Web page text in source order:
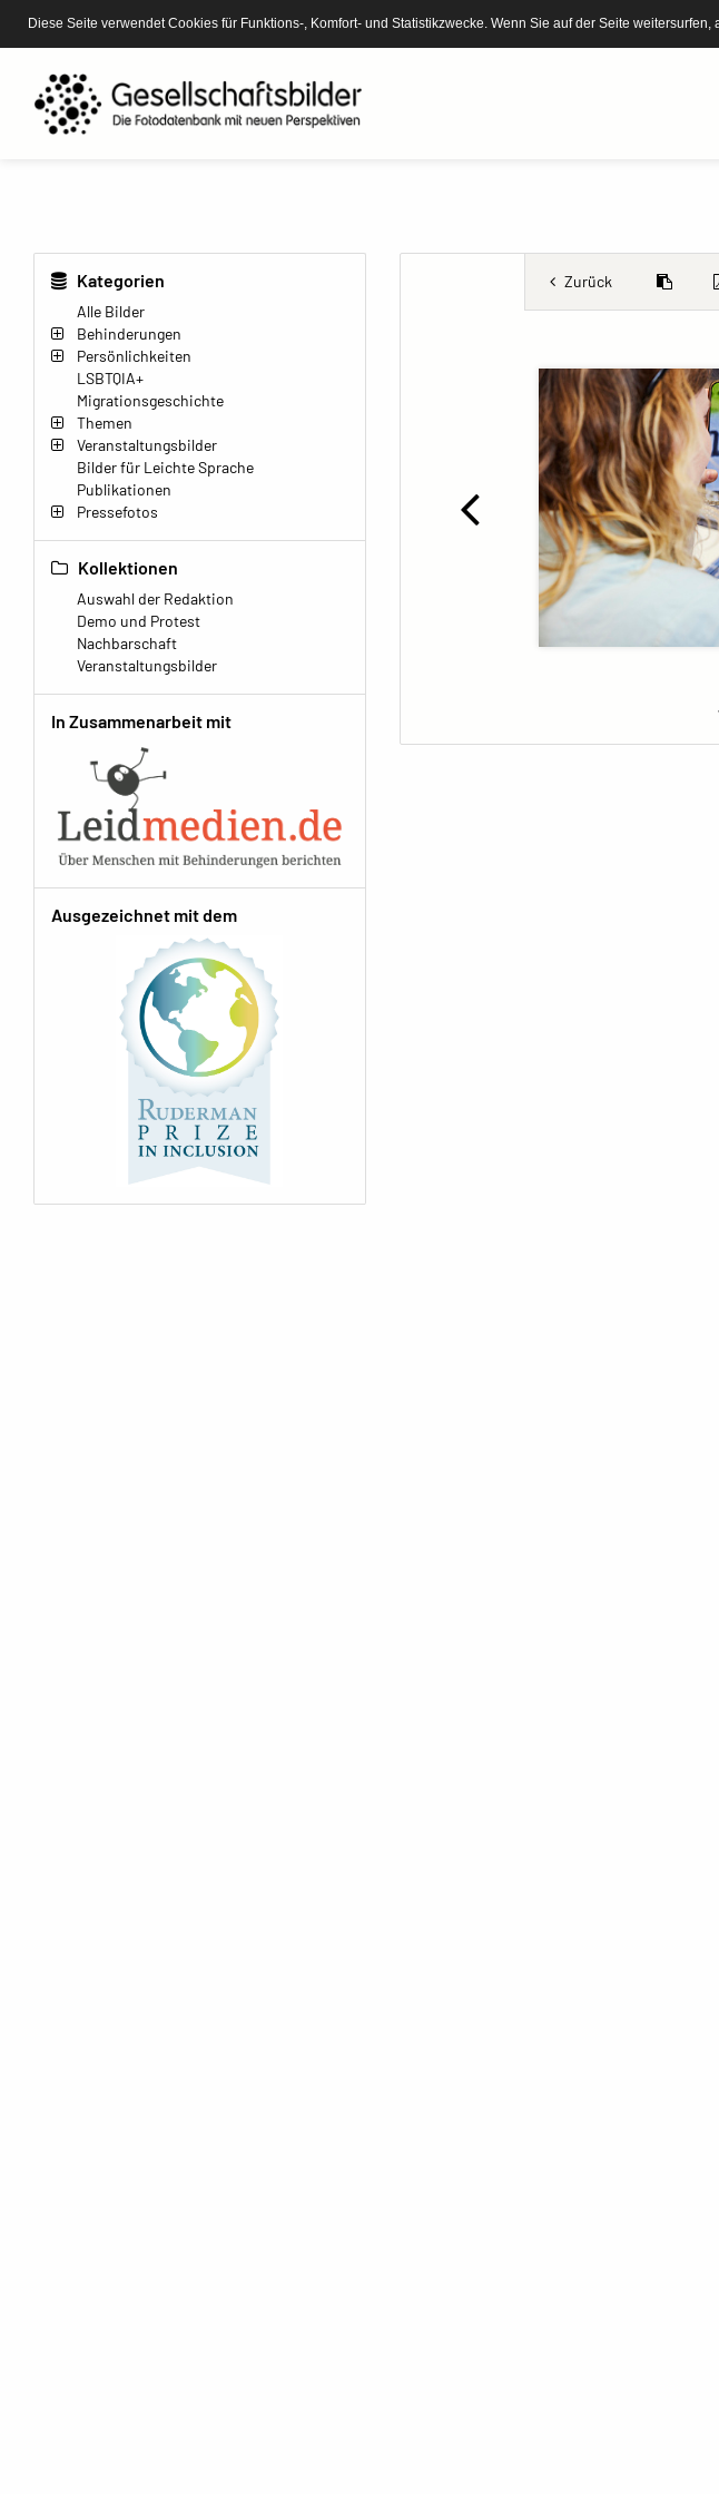
Diese Seite verwendet Cookies für Funktions-, Komfort- und Statistikzwecke. Wenn Sie auf der Seite
Kategorien
Alle Bilder
Behinderungen
Persönlichkeiten
LSBTQIA+
Migrationsgeschichte
Themen
Veranstaltungsbilder
Bilder für Leichte Sprache
Publikationen
Pressefotos
Kollektionen
Auswahl der Redaktion
Demo und Protest
Nachbarschaft
Veranstaltungsbilder
In Zusammenarbeit mit
Ausgezeichnet mit dem
Zurück